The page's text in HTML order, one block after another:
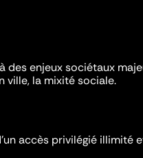
enjeux sociétaux
ville, la mixité sociale.
accès privilégié illimité